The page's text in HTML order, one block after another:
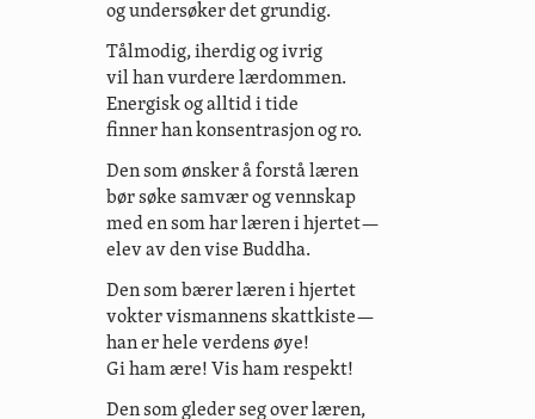
og undersøker det grundig.
Tålmodig, iherdig og ivrig
vil han vurdere lærdommen.
Energisk og alltid i tide
finner han konsentrasjon og ro.
Den som ønsker å forstå læren
bør søke samvær og vennskap
med en som har læren i hjertet—
elev av den vise Buddha.
Den som bærer læren i hjertet
vokter vismannens skattkiste—
han er hele verdens øye!
Gi ham ære! Vis ham respekt!
Den som gleder seg over læren,